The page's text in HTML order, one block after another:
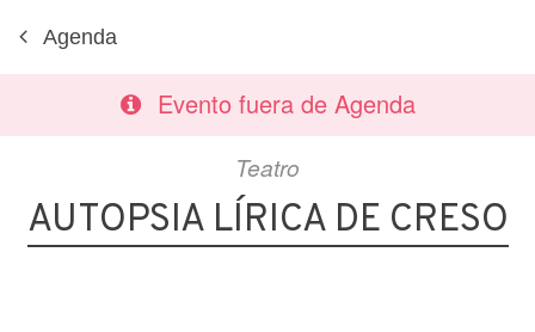
Agenda
Evento fuera de Agenda
Teatro
AUTOPSIA LÍRICA DE CRESO